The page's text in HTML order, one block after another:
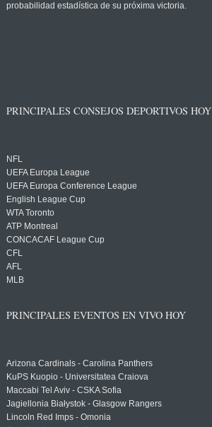
probabilidad estadística de su próxima victoria.
PRINCIPALES CONSEJOS DEPORTIVOS HOY
NFL
UEFA Europa League
UEFA Europa Conference League
English League Cup
WTA Toronto
ATP Montreal
CONCACAF League Cup
CFL
AFL
MLB
PRINCIPALES EVENTOS EN VIVO HOY
Arizona Cardinals - Carolina Panthers
KuPS Kuopio - Universitatea Craiova
Maccabi Tel Aviv - CSKA Sofia
Jagiellonia Białystok - Glasgow Rangers
Lincoln Red Imps - Omonia